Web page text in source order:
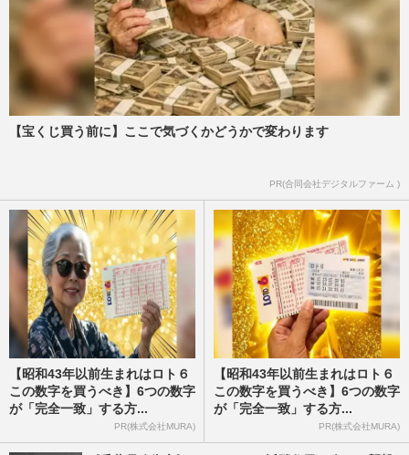
【宝くじ買う前に】ここで気づくかどうかで変わります
PR(合同会社デジタルファーム )
【昭和43年以前生まれはロト６
この数字を買うべき】6つの数字
が「完全一致」する方...
PR(株式会社MURA)
【昭和43年以前生まれはロト６
この数字を買うべき】6つの数字
が「完全一致」する方...
PR(株式会社MURA)